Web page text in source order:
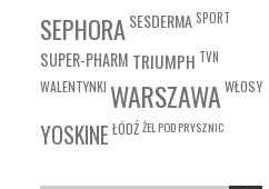
SEPHORASESDERMA SPORT
SUPER-PHARM TRIUMPH TVN
WALENTYNKI WARSZAWA WŁOSY
YOSKINE ŁÓDŹŻEL POD PRYSZNIC